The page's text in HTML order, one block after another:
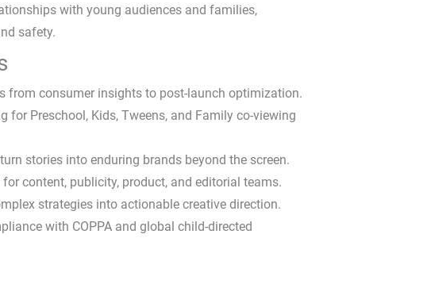
with young audiences and families,
safety.
from consumer insights to post-launch optimization.
for Preschool, Kids, Tweens, and Family co-viewing
stories into enduring brands beyond the screen.
content, publicity, product, and editorial teams.
strategies into actionable creative direction.
with COPPA and global child-directed